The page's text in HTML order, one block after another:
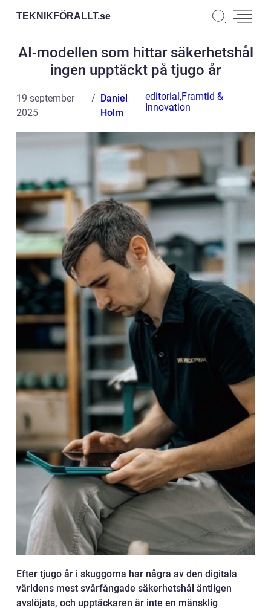
TEKNIKFÖRALLT.se
AI-modellen som hittar säkerhetshål
ingen upptäckt på tjugo år
19 september
2025
Daniel
Holm
editorial,Framtid &
Innovation
Efter tjugo år i skuggorna har några av den digitala
världens mest svårfångade säkerhetshål äntligen
avslöjats, och upptäckaren är inte en mänsklig